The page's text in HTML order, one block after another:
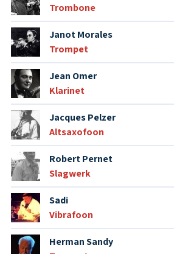
Trombone
Janot Morales
Trompet
Jean Omer
Klarinet
Jacques Pelzer
Altsaxofoon
Robert Pernet
Slagwerk
Sadi
Vibrafoon
Herman Sandy